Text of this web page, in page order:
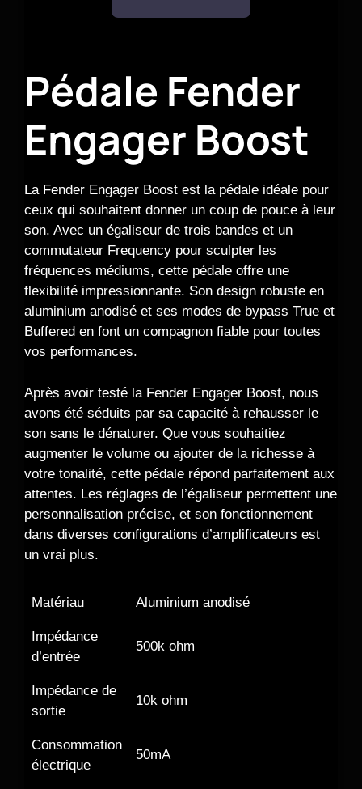
Pédale Fender
Engager Boost
La Fender Engager Boost est la pédale idéale pour
ceux qui souhaitent donner un coup de pouce à leur
son. Avec un égaliseur de trois bandes et un
commutateur Frequency pour sculpter les
fréquences médiums, cette pédale offre une
flexibilité impressionnante. Son design robuste en
aluminium anodisé et ses modes de bypass True et
Buffered en font un compagnon fiable pour toutes
vos performances.
Après avoir testé la Fender Engager Boost, nous
avons été séduits par sa capacité à rehausser le
son sans le dénaturer. Que vous souhaitiez
augmenter le volume ou ajouter de la richesse à
votre tonalité, cette pédale répond parfaitement aux
attentes. Les réglages de l’égaliseur permettent une
personnalisation précise, et son fonctionnement
dans diverses configurations d’amplificateurs est
un vrai plus.
Matériau Aluminium anodisé
Impédance
d’entrée
500k ohm
Impédance de
sortie
10k ohm
Consommation
électrique
50mA